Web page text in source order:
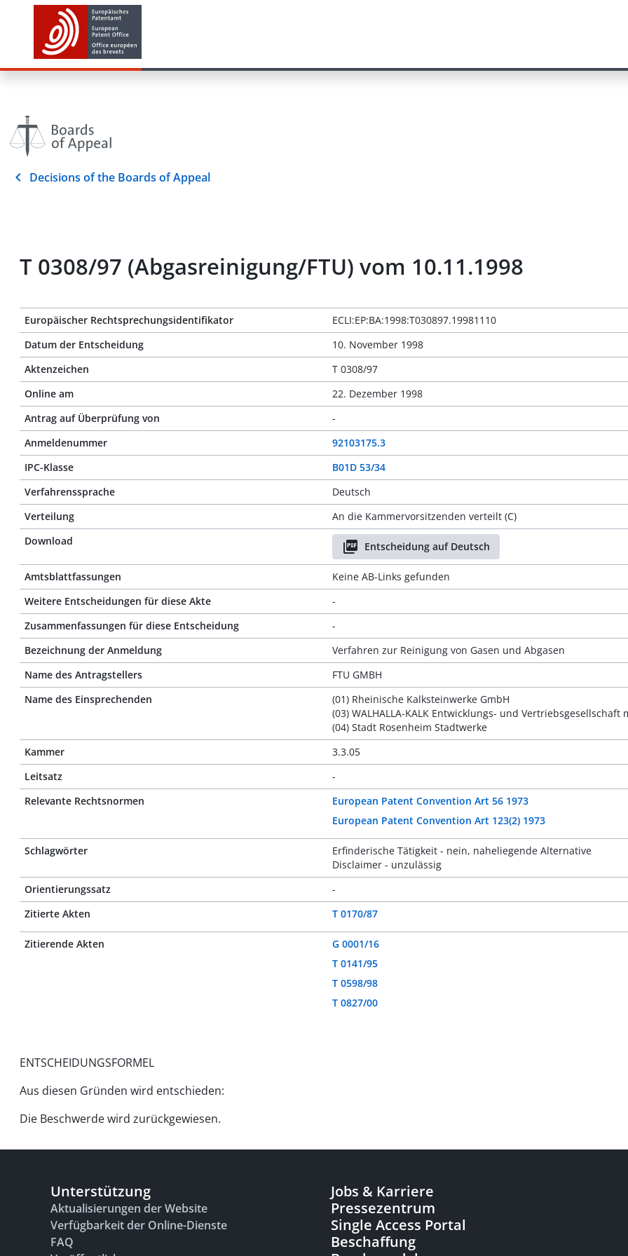
Decisions of the Boards of Appeal
T 0308/97 (Abgasreinigung/FTU) vom 10.11.1998
Europäischer Rechtsprechungsidentifikator
ECLI:EP:BA:1998:T030897.19981110
Datum der Entscheidung
10. November 1998
Aktenzeichen
T 0308/97
Online am
22. Dezember 1998
Antrag auf Überprüfung von
-
Anmeldenummer
92103175.3
IPC-Klasse
B01D 53/34
Verfahrenssprache
Deutsch
Verteilung
An die Kammervorsitzenden verteilt (C)
Download
Entscheidung auf Deutsch
Amtsblattfassungen
Keine AB-Links gefunden
Weitere Entscheidungen für diese Akte
-
Zusammenfassungen für diese Entscheidung
-
Bezeichnung der Anmeldung
Verfahren zur Reinigung von Gasen und Abgasen
Name des Antragstellers
FTU GMBH
Name des Einsprechenden
(01) Rheinische Kalksteinwerke GmbH
(03) WALHALLA-KALK Entwicklungs- und Vertriebsgesellschaft
(04) Stadt Rosenheim Stadtwerke
Kammer
3.3.05
Leitsatz
-
Relevante Rechtsnormen
European Patent Convention Art 56 1973
European Patent Convention Art 123(2) 1973
Schlagwörter
Erfinderische Tätigkeit - nein, naheliegende Alternative
Disclaimer - unzulässig
Orientierungssatz
-
Zitierte Akten
T 0170/87
Zitierende Akten
G 0001/16
T 0141/95
T 0598/98
T 0827/00
ENTSCHEIDUNGSFORMEL
Aus diesen Gründen wird entschieden:
Die Beschwerde wird zurückgewiesen.
Unterstützung
Aktualisierungen der Website
Verfügbarkeit der Online-Dienste
FAQ
Jobs & Karriere
Pressezentrum
Single Access Portal
Beschaffung